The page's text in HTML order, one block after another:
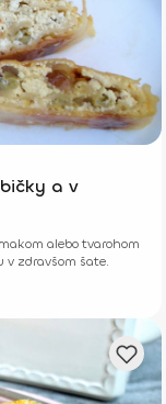
a v
alebo tvarohom
zdravšom šate.